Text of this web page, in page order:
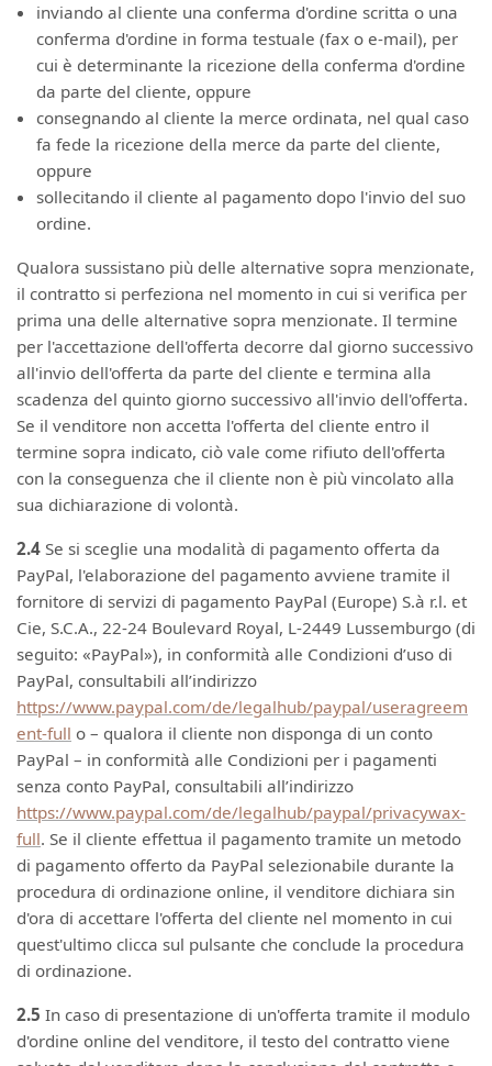
inviando al cliente una conferma d'ordine scritta o una
conferma d'ordine in forma testuale (fax o e-mail), per
cui è determinante la ricezione della conferma d'ordine
da parte del cliente, oppure
consegnando al cliente la merce ordinata, nel qual caso
fa fede la ricezione della merce da parte del cliente,
oppure
sollecitando il cliente al pagamento dopo l'invio del suo
ordine.
Qualora sussistano più delle alternative sopra menzionate,
il contratto si perfeziona nel momento in cui si verifica per
prima una delle alternative sopra menzionate. Il termine
per l'accettazione dell'offerta decorre dal giorno successivo
all'invio dell'offerta da parte del cliente e termina alla
scadenza del quinto giorno successivo all'invio dell'offerta.
Se il venditore non accetta l'offerta del cliente entro il
termine sopra indicato, ciò vale come rifiuto dell'offerta
con la conseguenza che il cliente non è più vincolato alla
sua dichiarazione di volontà.
2.4 Se si sceglie una modalità di pagamento offerta da
PayPal, l'elaborazione del pagamento avviene tramite il
fornitore di servizi di pagamento PayPal (Europe) S.à r.l. et
Cie, S.C.A., 22-24 Boulevard Royal, L-2449 Lussemburgo (di
seguito: «PayPal»), in conformità alle Condizioni d’uso di
PayPal, consultabili all’indirizzo
https://www.paypal.com/de/legalhub/paypal/useragreem
ent-full o – qualora il cliente non disponga di un conto
PayPal – in conformità alle Condizioni per i pagamenti
senza conto PayPal, consultabili all’indirizzo
https://www.paypal.com/de/legalhub/paypal/privacywax-
full. Se il cliente effettua il pagamento tramite un metodo
di pagamento offerto da PayPal selezionabile durante la
procedura di ordinazione online, il venditore dichiara sin
d'ora di accettare l'offerta del cliente nel momento in cui
quest'ultimo clicca sul pulsante che conclude la procedura
di ordinazione.
2.5 In caso di presentazione di un'offerta tramite il modulo
d'ordine online del venditore, il testo del contratto viene